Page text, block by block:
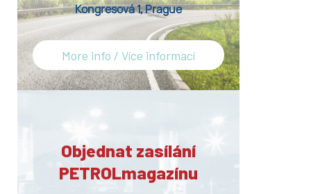
Kongresová 1, Prague
More info / Více informací
Objednat zasílání
PETROLmagazínu